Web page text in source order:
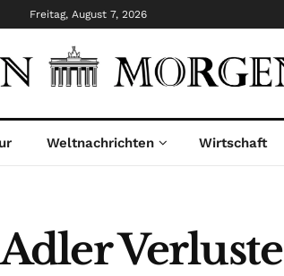
Freitag, August 7, 2026
Weltnachrichten Wirtschaft
Verluste